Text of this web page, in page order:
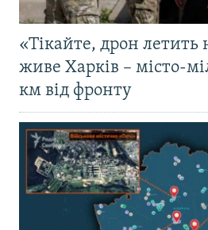
«Тікайте, дрон
живе Харків – місто-
км від фронту